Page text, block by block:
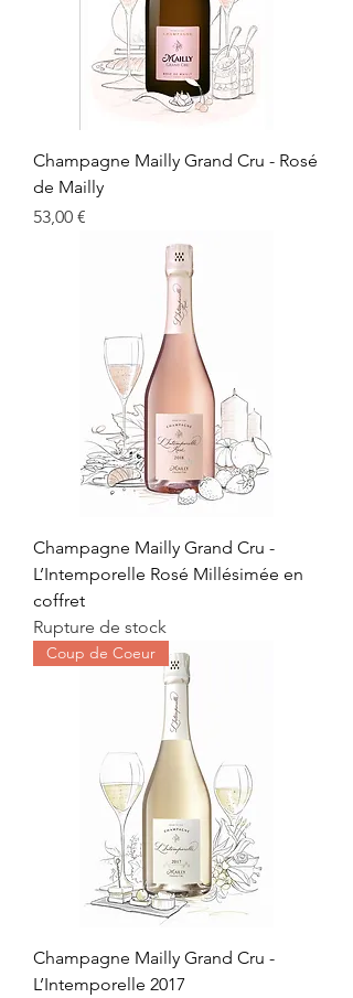
Champagne Mailly Grand Cru - Rosé
de Mailly
Prix
53,00 €
Champagne Mailly Grand Cru -
L’Intemporelle Rosé Millésimée en
coffret
Rupture de stock
Coup de Coeur
Champagne Mailly Grand Cru -
L’Intemporelle 2017